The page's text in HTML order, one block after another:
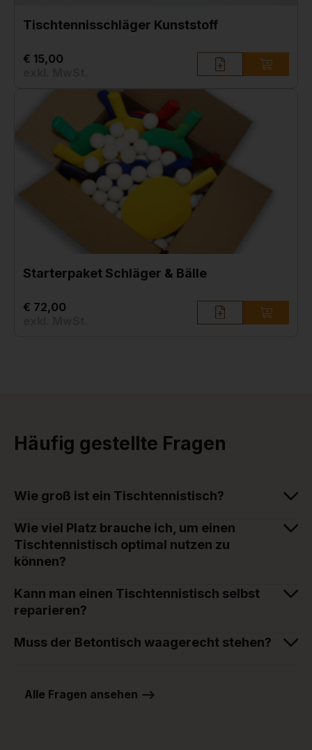
Tischtennisschläger Kunststoff
€ 15,00
Starterpaket Schläger & Bälle
€ 72,00
Häufig gestellte Fragen
Wie groß ist ein Tischtennistisch?
Wie viel Platz brauche ich, um einen
Tischtennistisch optimal nutzen zu
können?
Kann man einen Tischtennistisch selbst
reparieren?
Muss der Betontisch waagerecht stehen?
Alle Fragen ansehen -->